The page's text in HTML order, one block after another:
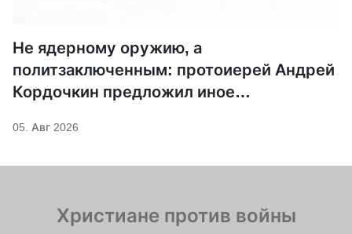
Не ядерному оружию, а
политзаключенным: протоиерей Андрей
Кордочкин предложил иное
Саровского
05. Авг 2026
Христиане против войны